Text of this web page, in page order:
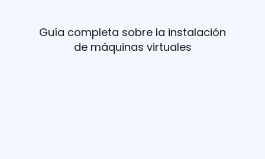
Guía completa sobre la instalación
de máquinas virtuales